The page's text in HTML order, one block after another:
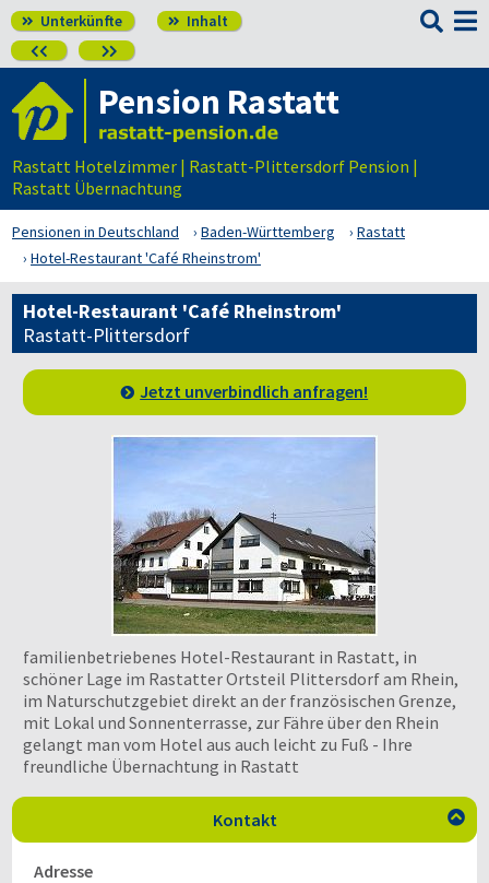
 Unterkünfte  Inhalt
 

Pension Rastatt
Rastatt Hotelzimmer | Rastatt-Plittersdorf Pension |
Rastatt Übernachtung
Pensionen in Deutschland Baden-Württemberg
Rastatt
Hotel-Restaurant 'Café Rheinstrom'
Hotel-Restaurant 'Café Rheinstrom'
Rastatt-Plittersdorf
Jetzt unverbindlich anfragen!
familienbetriebenes Hotel-Restaurant in Rastatt, in
schöner Lage im Rastatter Ortsteil Plittersdorf am Rhein,
im Naturschutzgebiet direkt an der französischen Grenze,
mit Lokal und Sonnenterrasse, zur Fähre über den Rhein
gelangt man vom Hotel aus auch leicht zu Fuß - Ihre
freundliche Übernachtung in Rastatt
Kontakt 
Adresse